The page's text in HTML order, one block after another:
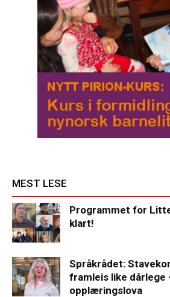
MEST LESE
Programmet for
klart!
Språkrådet:
framleis like dårlege
opplæringslova